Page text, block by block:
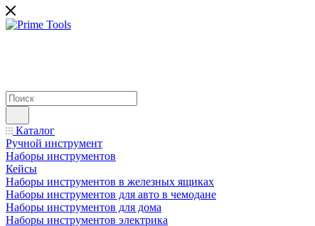
Каталог
Ручной инструмент
Наборы инструментов
Кейсы
Наборы инструментов в железных ящиках
Наборы инструментов для авто в чемодане
Наборы инструментов для дома
Наборы инструментов электрика